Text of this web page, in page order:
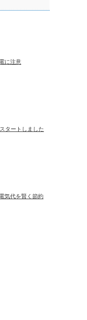
に注意
タートしました
気代を賢く節約